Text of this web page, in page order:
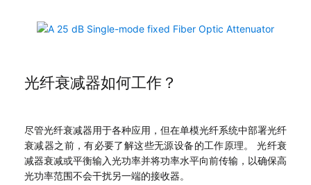
光纤衰减器如何工作？
尽管光纤衰减器用于各种应用，但在单模光纤系统中部署光纤
衰减器之前，有必要了解这些无源设备的工作原理。 光纤衰
减器衰减或平衡输入光功率并将功率水平向前传输，以确保高
光功率范围不会干扰另一端的接收器。